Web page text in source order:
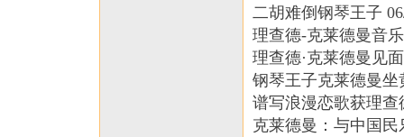
二胡难倒钢琴王子
理查德-克莱德曼音
理查德·克莱德曼见
钢琴王子克莱德曼
谱写浪漫恋歌获理查
克莱德曼：与中国